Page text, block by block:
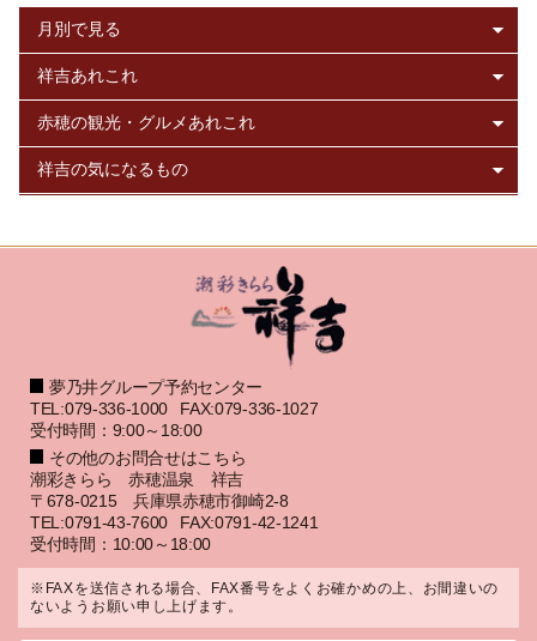
夢乃井グループ予約センター
TEL:079-336-1000
FAX:079-336-1027
受付時間：9:00～18:00
その他のお問合せはこちら
潮彩きらら 赤穂温泉 祥吉
〒678-0215 兵庫県赤穂市御崎2-8
TEL:0791-43-7600
FAX:0791-42-1241
受付時間：10:00～18:00
※FAXを送信される場合、FAX番号をよくお確かめの上、お間違いの
ないようお願い申し上げます。